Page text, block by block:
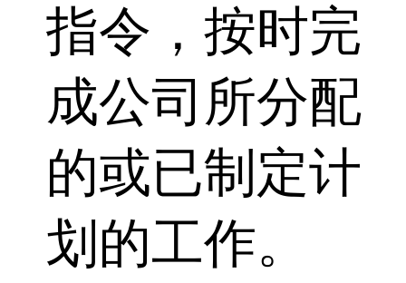
指令，按时完
成公司所分配
的或已制定计
划的工作。